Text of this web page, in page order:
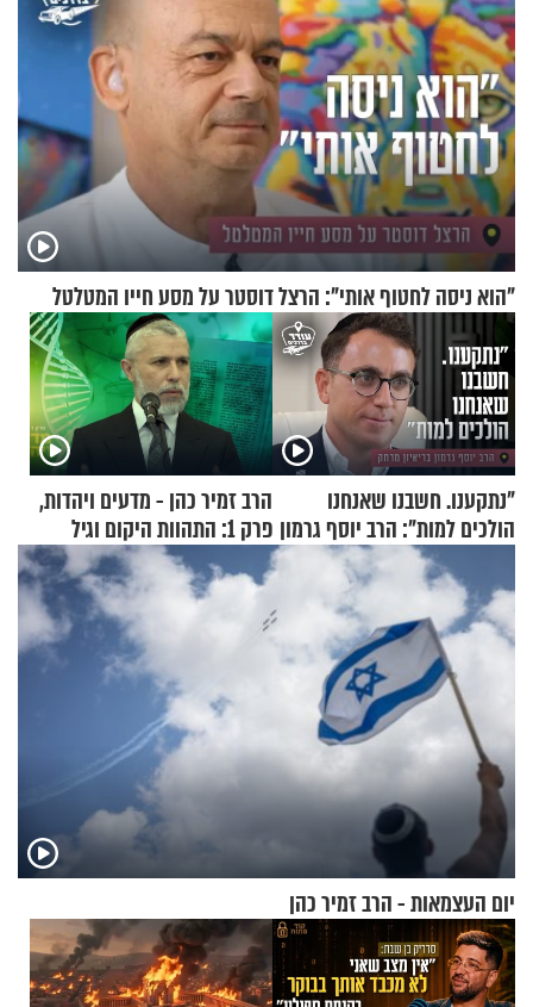
"הוא ניסה לחטוף אותי": הרצל דוסטר על מסע חייו המטלטל
"נתקענו. חשבנו שאנחנו
הולכים למות": הרב יוסף גרמון
בריאיון מרתק
הרב זמיר כהן - מדעים ויהדות,
פרק 1: התהוות היקום וגיל
העולם
יום העצמאות - הרב זמיר כהן